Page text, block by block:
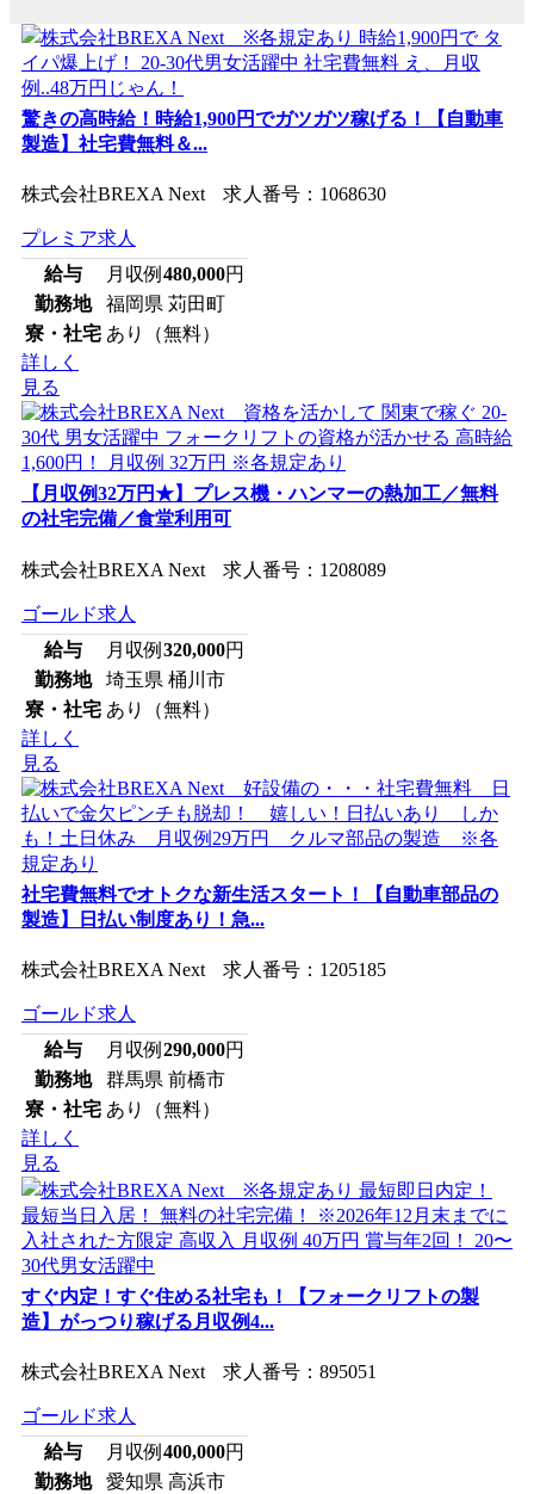
驚きの高時給！時給1,900円でガツガツ稼げる！【自動車
製造】社宅費無料＆...
株式会社BREXA Next 求人番号：1068630
プレミア求人
給与
月収例 480,000円
勤務地
福岡県 苅田町
寮・社宅 あり（無料）
詳しく
見る
【月収例32万円★】プレス機・ハンマーの熱加工／無料
の社宅完備／食堂利用可
株式会社BREXA Next 求人番号：1208089
ゴールド求人
給与
月収例 320,000円
勤務地
埼玉県 桶川市
寮・社宅 あり（無料）
詳しく
見る
社宅費無料でオトクな新生活スタート！【自動車部品の
製造】日払い制度あり！急...
株式会社BREXA Next 求人番号：1205185
ゴールド求人
給与
月収例 290,000円
勤務地
群馬県 前橋市
寮・社宅 あり（無料）
詳しく
見る
すぐ内定！すぐ住める社宅も！【フォークリフトの製
造】がっつり稼げる月収例4...
株式会社BREXA Next 求人番号：895051
ゴールド求人
給与
月収例 400,000円
勤務地
愛知県 高浜市